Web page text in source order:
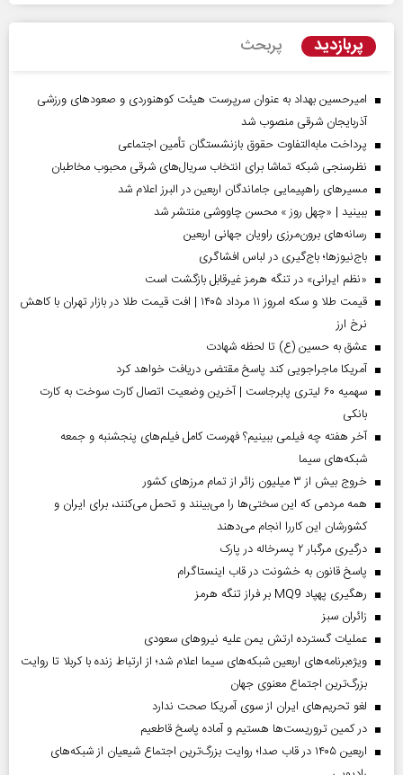
پربازدید پربحث
امیرحسین بهداد به عنوان سرپرست هیئت کوهنوردی و صعودهای ورزشی
آذربایجان شرقی منصوب شد
پرداخت مابه‌التفاوت حقوق بازنشستگان تأمین اجتماعی
نظرسنجی شبکه تماشا برای انتخاب سریال‌های شرقی محبوب مخاطبان
مسیر‌های راهپیمایی جاماندگان اربعین در البرز اعلام شد
ببینید | «چهل روز » محسن چاووشی منتشر شد
رسانه‌های برون‌مرزی راویان جهانی اربعین
باج‌نیوزها؛ باج‌گیری در لباس افشاگری
«نظم ایرانی» در تنگه هرمز غیرقابل بازگشت است
قیمت طلا و سکه امروز ۱۱ مرداد ۱۴۰۵ | افت قیمت طلا در بازار تهران با کاهش
نرخ ارز
عشق به حسین (ع) تا لحظه شهادت
آمریکا ماجراجویی کند پاسخ مقتضی دریافت خواهد کرد
سهمیه ۶۰ لیتری پابرجاست | آخرین وضعیت اتصال کارت سوخت به کارت
بانکی
آخر هفته چه فیلمی ببینیم؟ فهرست کامل فیلم‌های پنجشنبه و جمعه
شبکه‌های سیما
خروج بیش از ۳ میلیون زائر از تمام مرز‌های کشور
همه مردمی که این سختی‌ها را می‌بینند و تحمل می‌کنند، برای ایران و
کشورشان این کاررا انجام می‌دهند
درگیری مرگبار ۲ پسرخاله در پارک
پاسخ قانون به خشونت در قاب اینستاگرام
رهگیری پهپاد MQ9 بر فراز تنگه هرمز
‌زائران سبز
عملیات گسترده ارتش یمن علیه نیروهای سعودی
ویژه‌برنامه‌های اربعین شبکه‌های سیما اعلام شد؛ از ارتباط زنده با کربلا تا روایت
بزرگ‌ترین اجتماع معنوی جهان
لغو تحریم‌های ایران از سوی آمریکا صحت ندارد
در کمین تروریست‌ها هستیم و آماده پاسخ قاطعیم
اربعین ۱۴۰۵ در قاب صدا؛ روایت بزرگ‌ترین اجتماع شیعیان از شبکه‌های